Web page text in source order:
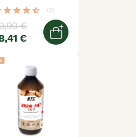
hormonal
star star star star_half (2)
€
€
Ajouter au panier